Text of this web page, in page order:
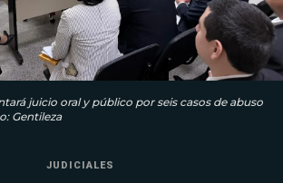
juicio oral y público por seis casos de abuso
Gentileza
JUDICIALES